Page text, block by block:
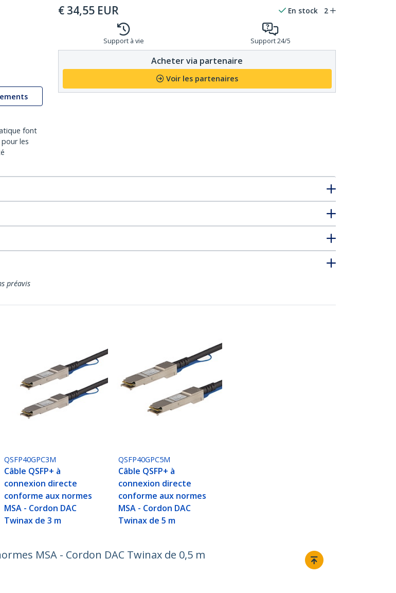
font
les
€ 34,55 EUR En stock 2
Support à vie Support 24/5
Acheter via partenaire
Voir les partenaires
préavis
QSFP40GPC3M
Câble QSFP+ à
connexion directe
conforme aux normes
MSA - Cordon DAC
Twinax de 3 m
QSFP40GPC5M
Câble QSFP+ à
connexion directe
conforme aux normes
MSA - Cordon DAC
Twinax de 5 m
MSA - Cordon DAC Twinax de 0,5 m